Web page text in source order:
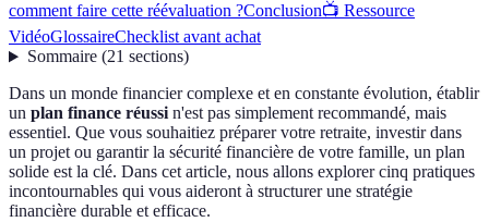
comment faire cette réévaluation ?Conclusion📺 Ressource
VidéoGlossaireChecklist avant achat
Sommaire(21 sections)
Dans un monde financier complexe et en constante évolution, établir
un plan finance réussin'est pas simplement recommandé, mais
essentiel. Que vous souhaitiez préparer votre retraite, investir dans
un projet ou garantir la sécurité financière de votre famille, un plan
solide est la clé. Dans cet article, nous allons explorer cinq pratiques
incontournables qui vous aideront à structurer une stratégie
financière durable et efficace.